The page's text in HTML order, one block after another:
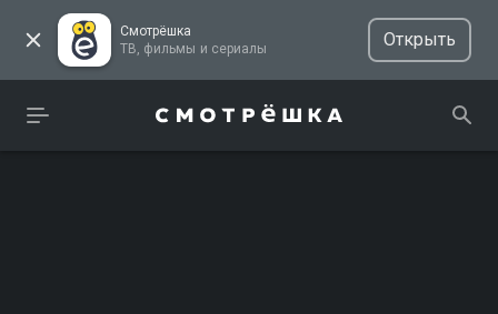
Смотрёшка
ТВ, фильмы и сериалы
Открыть